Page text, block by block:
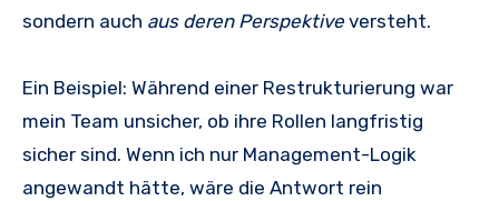
sondern auch aus deren Perspektive versteht.
Ein Beispiel: Während einer Restrukturierung war
mein Team unsicher, ob ihre Rollen langfristig
sicher sind. Wenn ich nur Management-Logik
angewandt hätte, wäre die Antwort rein